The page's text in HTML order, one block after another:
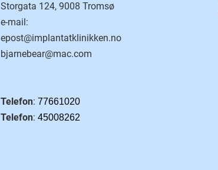
Storgata 124, 9008 Tromsø
e-mail:
epost@implantatklinikken.no
bjarnebear@mac.com
Telefon: 77661020
Telefon: 45008262